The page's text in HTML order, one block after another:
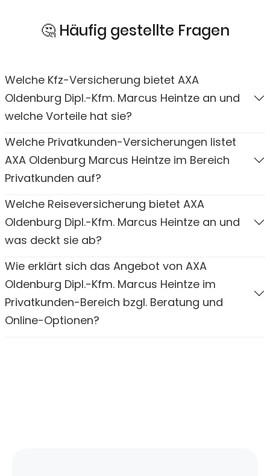
🤔 Häufig gestellte Fragen
Welche Kfz-Versicherung bietet AXA
Oldenburg Dipl.-Kfm. Marcus Heintze an und
welche Vorteile hat sie?
Welche Privatkunden-Versicherungen listet
AXA Oldenburg Marcus Heintze im Bereich
Privatkunden auf?
Welche Reiseversicherung bietet AXA
Oldenburg Dipl.-Kfm. Marcus Heintze an und
was deckt sie ab?
Wie erklärt sich das Angebot von AXA
Oldenburg Dipl.-Kfm. Marcus Heintze im
Privatkunden-Bereich bzgl. Beratung und
Online-Optionen?